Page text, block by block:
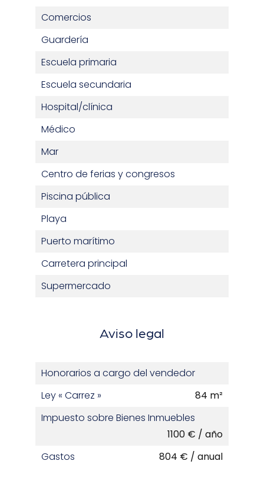
Comercios
Guardería
Escuela primaria
Escuela secundaria
Hospital/clínica
Médico
Mar
Centro de ferias y congresos
Piscina pública
Playa
Puerto marítimo
Carretera principal
Supermercado
Aviso legal
Honorarios a cargo del vendedor
Ley « Carrez »
84 m²
Impuesto sobre Bienes Inmuebles
1100 € / año
Gastos
804 € / anual